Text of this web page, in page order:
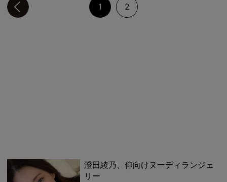
1 2
澄田綾乃、仰向けヌーディランジェ
リー